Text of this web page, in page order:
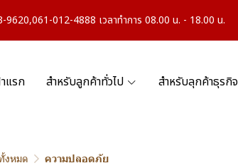
012-4888 เวลาทำการ 08.00 น. - 18.00 น.
แรก สำหรับลูกค้าทั่วไป สำหรับลุกค้าธุรกิจ
งหมด ความปลอดภัย